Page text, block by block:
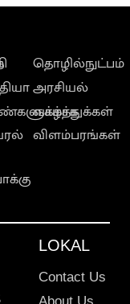
தொழில்நுட்பம்
அரசியல்
வாழ்த்துக்கள்
விளம்பரங்கள்
LOKAL
Contact Us
About Us